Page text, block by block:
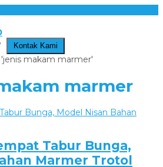
Kontak Kami
makam marmer'
marmer
Tabur Bunga,
Marmer Trotol